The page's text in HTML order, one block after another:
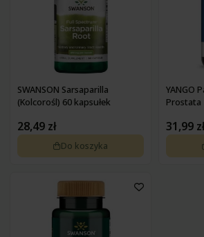
SWANSON Sarsaparilla
(Kolcorośl) 60 kapsułek
28,49 zł
Do koszyka
YANGO
Prostata
31,99